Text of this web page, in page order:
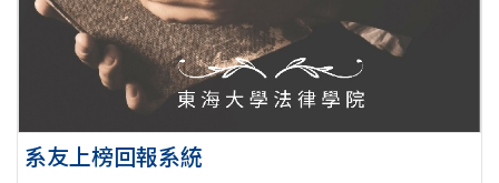
系友上榜回報系統